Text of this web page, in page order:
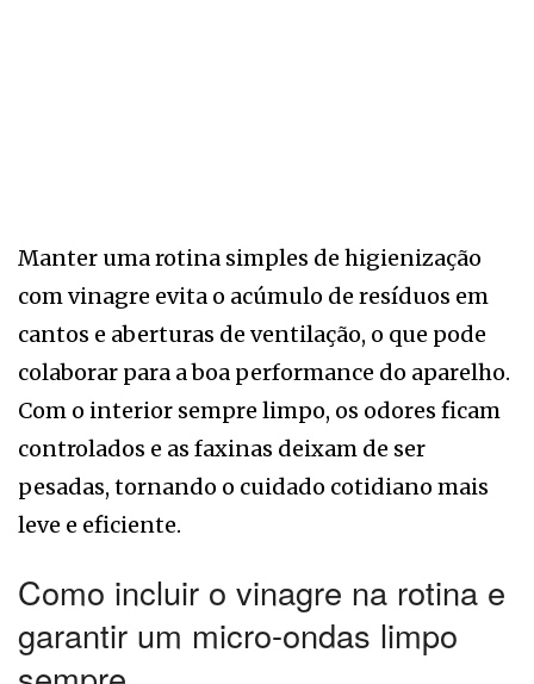
Manter uma rotina simples de higienização
com vinagre evita o acúmulo de resíduos em
cantos e aberturas de ventilação, o que pode
colaborar para a boa performance do aparelho.
Com o interior sempre limpo, os odores ficam
controlados e as faxinas deixam de ser
pesadas, tornando o cuidado cotidiano mais
leve e eficiente.
Como incluir o vinagre na rotina e
garantir um micro-ondas limpo